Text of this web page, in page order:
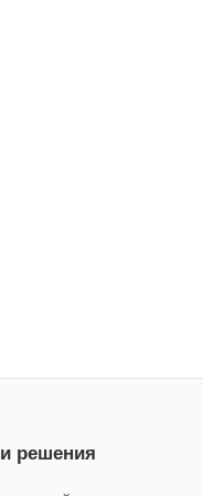
решения